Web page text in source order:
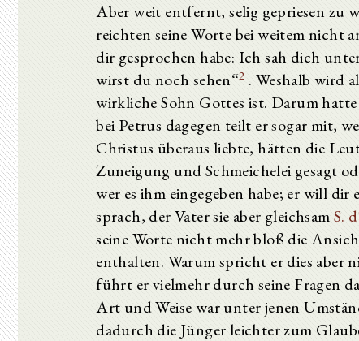
Aber weit entfernt, selig gepriesen zu
reichten seine Worte bei weitem nicht
dir gesprochen habe: Ich sah dich
wirst du noch sehen“2 . Weshalb wird
wirkliche Sohn Gottes ist. Darum
bei Petrus dagegen teilt er sogar mit,
Christus überaus liebte, hätten die
Zuneigung und Schmeichelei gesagt
wer es ihm eingegeben habe; er will dir
sprach, der Vater sie aber gleichsamS.
seine Worte nicht mehr bloß die
enthalten. Warum spricht er dies aber
führt er vielmehr durch seine Fragen
Art und Weise war unter jenen
dadurch die Jünger leichter zum